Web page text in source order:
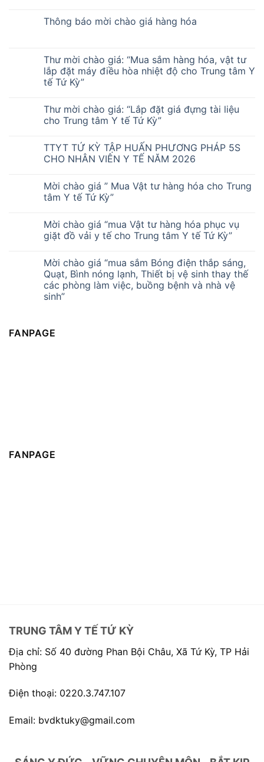
Thông báo mời chào giá hàng hóa
Thư mời chào giá: “Mua sắm hàng hóa, vật tư
lắp đặt máy điều hòa nhiệt độ cho Trung tâm Y
tế Tứ Kỳ”
Thư mời chào giá: “Lắp đặt giá đựng tài liệu
cho Trung tâm Y tế Tứ Kỳ”
TTYT TỨ KỲ TẬP HUẤN PHƯƠNG PHÁP 5S
CHO NHÂN VIÊN Y TẾ NĂM 2026
Mời chào giá ” Mua Vật tư hàng hóa cho Trung
tâm Y tế Tứ Kỳ”
Mời chào giá “mua Vật tư hàng hóa phục vụ
giặt đồ vải y tế cho Trung tâm Y tế Tứ Kỳ”
Mời chào giá “mua sắm Bóng điện thắp sáng,
Quạt, Bình nóng lạnh, Thiết bị vệ sinh thay thế
các phòng làm việc, buồng bệnh và nhà vệ
sinh”
FANPAGE
FANPAGE
TRUNG TÂM Y TẾ TỨ KỲ
Địa chỉ: Số 40 đường Phan Bội Châu, Xã Tứ Kỳ, TP Hải
Phòng
Điện thoại: 0220.3.747.107
Email: bvdktuky@gmail.com